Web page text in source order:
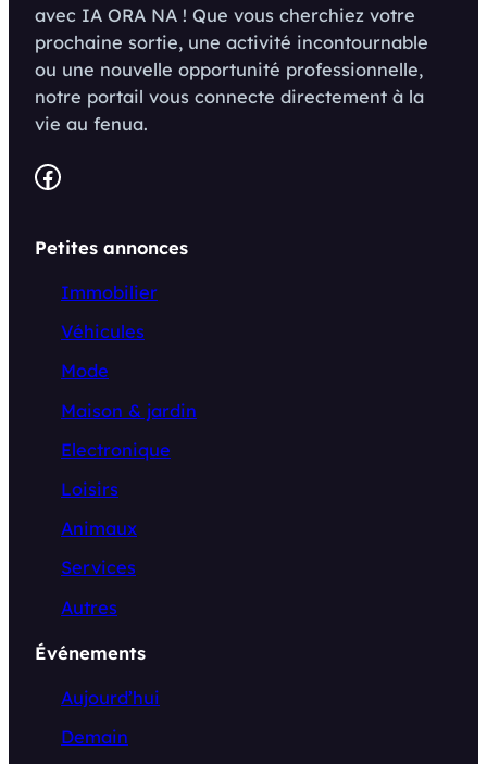
avec IA ORA NA ! Que vous cherchiez votre
prochaine sortie, une activité incontournable
ou une nouvelle opportunité professionnelle,
notre portail vous connecte directement à la
vie au fenua.
Facebook
Petites annonces
Immobilier
Véhicules
Mode
Maison & jardin
Electronique
Loisirs
Animaux
Services
Autres
Événements
Aujourd’hui
Demain